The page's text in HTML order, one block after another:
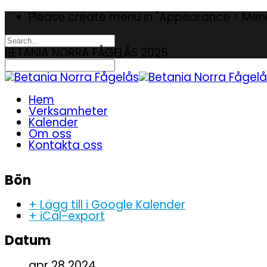
Please create menu in "Appearance >
BETANIA NORRA FÅGELÅS 2025
Hem
Verksamheter
Kalender
Om oss
Kontakta oss
Bön
+ Lägg till i Google Kalender
+ iCal-export
Datum